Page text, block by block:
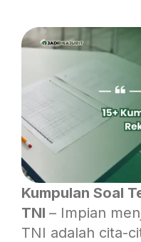
Kumpulan Soal
TNI – Impian
TNI adalah cita-